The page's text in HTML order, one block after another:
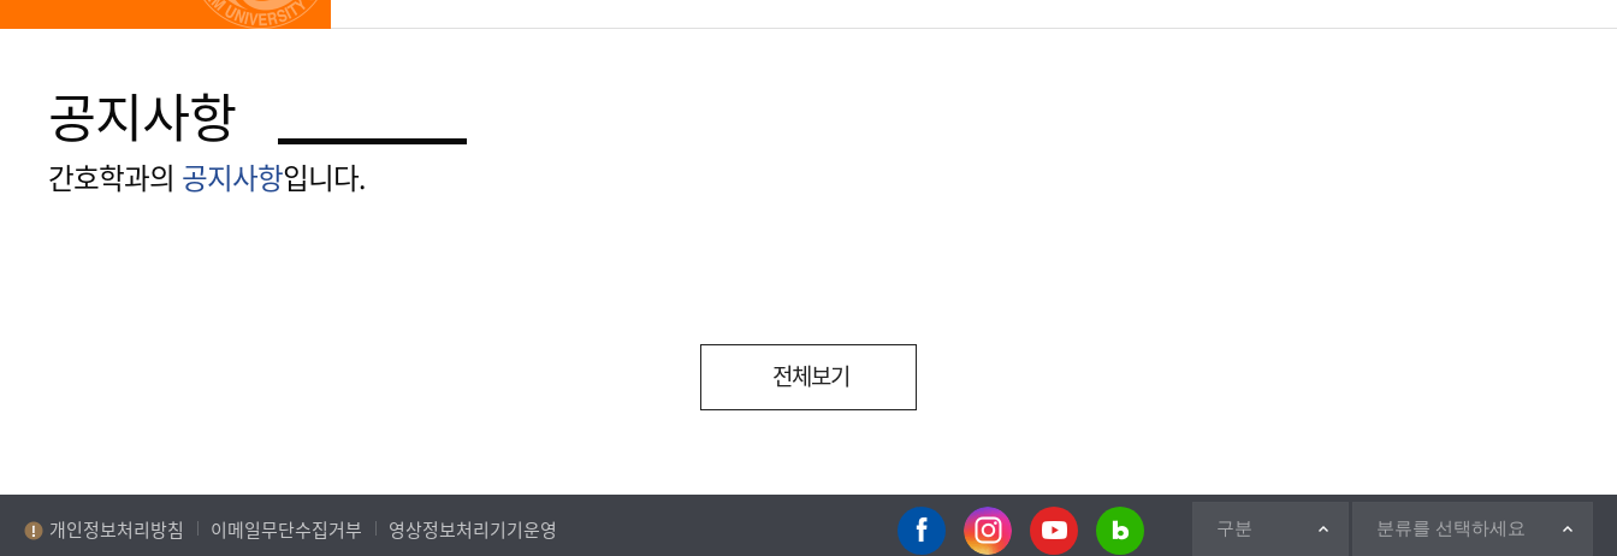
공지사항
간호학과의 공지사항입니다.
전체보기
개인정보처리방침 이메일무단수집거부 영상정보처리기기운영 구분 분류를 선택하세요